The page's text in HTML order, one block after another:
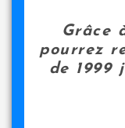
Grâce
pourrez
de 1999